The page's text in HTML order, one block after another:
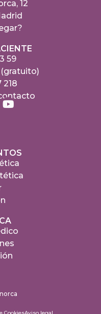
12
59
218
CookiesAviso legal